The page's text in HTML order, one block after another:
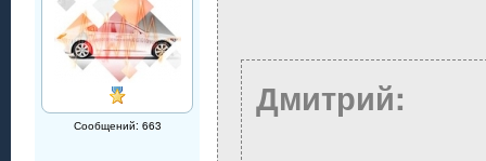
Сообщений: 663
Дмитрий: